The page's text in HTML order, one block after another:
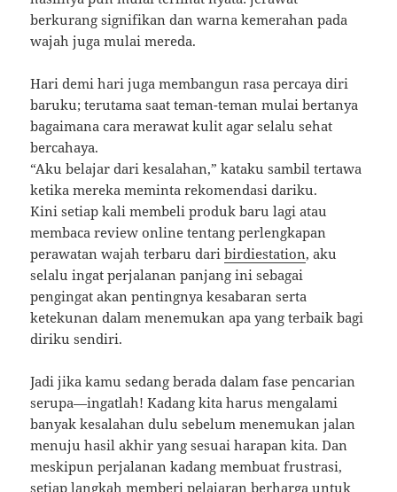
berkurang signifikan dan warna kemerahan pada
wajah juga mulai mereda.
Hari demi hari juga membangun rasa percaya diri
baruku; terutama saat teman-teman mulai bertanya
bagaimana cara merawat kulit agar selalu sehat
bercahaya.
“Aku belajar dari kesalahan,” kataku sambil tertawa
ketika mereka meminta rekomendasi dariku.
Kini setiap kali membeli produk baru lagi atau
membaca review online tentang perlengkapan
perawatan wajah terbaru daribirdiestation, aku
selalu ingat perjalanan panjang ini sebagai
pengingat akan pentingnya kesabaran serta
ketekunan dalam menemukan apa yang terbaik bagi
diriku sendiri.
Jadi jika kamu sedang berada dalam fase pencarian
serupa—ingatlah! Kadang kita harus mengalami
banyak kesalahan dulu sebelum menemukan jalan
menuju hasil akhir yang sesuai harapan kita. Dan
meskipun perjalanan kadang membuat frustrasi,
setiap langkah memberi pelajaran berharga untuk